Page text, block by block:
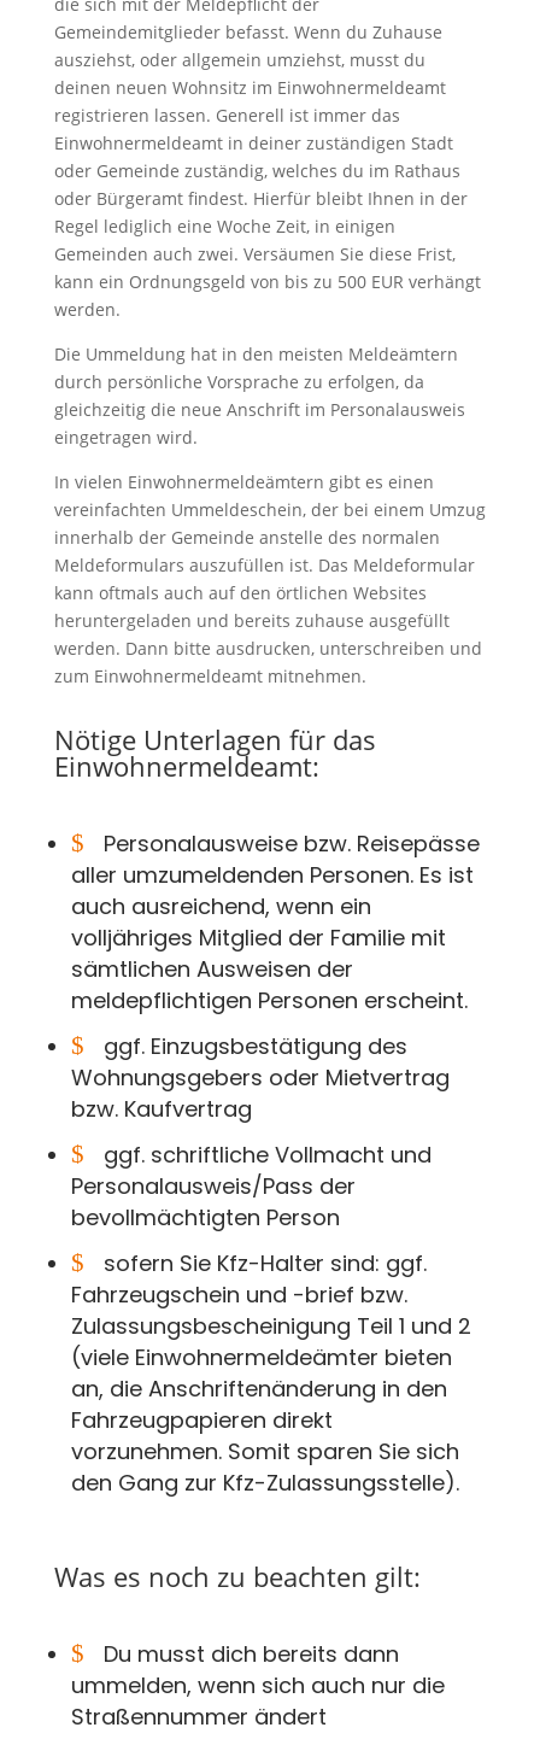
Gemeindemitglieder befasst. Wenn du Zuhause
ausziehst, oder allgemein umziehst, musst du
deinen neuen Wohnsitz im Einwohnermeldeamt
registrieren lassen. Generell ist immer das
Einwohnermeldeamt in deiner zuständigen Stadt
oder Gemeinde zuständig, welches du im Rathaus
oder Bürgeramt findest. Hierfür bleibt Ihnen in der
Regel lediglich eine Woche Zeit, in einigen
Gemeinden auch zwei. Versäumen Sie diese Frist,
kann ein Ordnungsgeld von bis zu 500 EUR verhängt
werden.
Die Ummeldung hat in den meisten Meldeämtern
durch persönliche Vorsprache zu erfolgen, da
gleichzeitig die neue Anschrift im Personalausweis
eingetragen wird.
In vielen Einwohnermeldeämtern gibt es einen
vereinfachten Ummeldeschein, der bei einem Umzug
innerhalb der Gemeinde anstelle des normalen
Meldeformulars auszufüllen ist. Das Meldeformular
kann oftmals auch auf den örtlichen Websites
heruntergeladen und bereits zuhause ausgefüllt
werden. Dann bitte ausdrucken, unterschreiben und
zum Einwohnermeldeamt mitnehmen.
Nötige Unterlagen für das
Einwohnermeldeamt:
$
Personalausweise bzw. Reisepässe
aller umzumeldenden Personen. Es ist
auch ausreichend, wenn ein
volljähriges Mitglied der Familie mit
sämtlichen Ausweisen der
meldepflichtigen Personen erscheint.
$
ggf. Einzugsbestätigung des
Wohnungsgebers oder Mietvertrag
bzw. Kaufvertrag
$
ggf. schriftliche Vollmacht und
Personalausweis/Pass der
bevollmächtigten Person
$
sofern Sie Kfz-Halter sind: ggf.
Fahrzeugschein und -brief bzw.
Zulassungsbescheinigung Teil 1 und 2
(viele Einwohnermeldeämter bieten
an, die Anschriftenänderung in den
Fahrzeugpapieren direkt
vorzunehmen. Somit sparen Sie sich
den Gang zur Kfz-Zulassungsstelle).
Was es noch zu beachten gilt:
$
Du musst dich bereits dann
ummelden, wenn sich auch nur die
Straßennummer ändert